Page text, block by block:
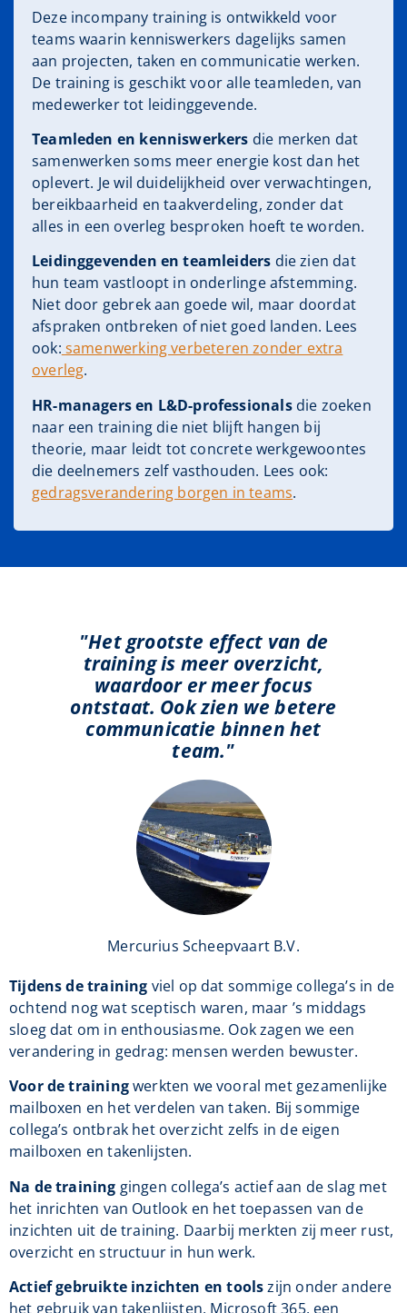
Deze incompany training is ontwikkeld voor
teams waarin kenniswerkers dagelijks samen
aan projecten, taken en communicatie werken.
De training is geschikt voor alle teamleden, van
medewerker tot leidinggevende.
Teamleden en kenniswerkers die merken dat
samenwerken soms meer energie kost dan het
oplevert. Je wil duidelijkheid over verwachtingen,
bereikbaarheid en taakverdeling, zonder dat
alles in een overleg besproken hoeft te worden.
Leidinggevenden en teamleiders die zien dat
hun team vastloopt in onderlinge afstemming.
Niet door gebrek aan goede wil, maar doordat
afspraken ontbreken of niet goed landen. Lees
ook: samenwerking verbeteren zonder extra
overleg.
HR-managers en L&D-professionalsdie zoeken
naar een training die niet blijft hangen bij
theorie, maar leidt tot concrete werkgewoontes
die deelnemers zelf vasthouden. Lees ook:
gedragsverandering borgen in teams.
"Het grootste effect van de
training is meer overzicht,
waardoor er meer focus
ontstaat. Ook zien we betere
communicatie binnen het
team."
Mercurius Scheepvaart B.V.
Tijdens de training viel op dat sommige collega’s in de
ochtend nog wat sceptisch waren, maar ’s middags
sloeg dat om in enthousiasme. Ook zagen we een
verandering in gedrag: mensen werden bewuster.
Voor de trainingwerkten we vooral met gezamenlijke
mailboxen en het verdelen van taken. Bij sommige
collega’s ontbrak het overzicht zelfs in de eigen
mailboxen en takenlijsten.
Na de training gingen collega’s actief aan de slag met
het inrichten van Outlook en het toepassen van de
inzichten uit de training. Daarbij merkten zij meer rust,
overzicht en structuur in hun werk.
Actief gebruikte inzichten en toolszijn onder andere
het gebruik van takenlijsten, Microsoft 365, een